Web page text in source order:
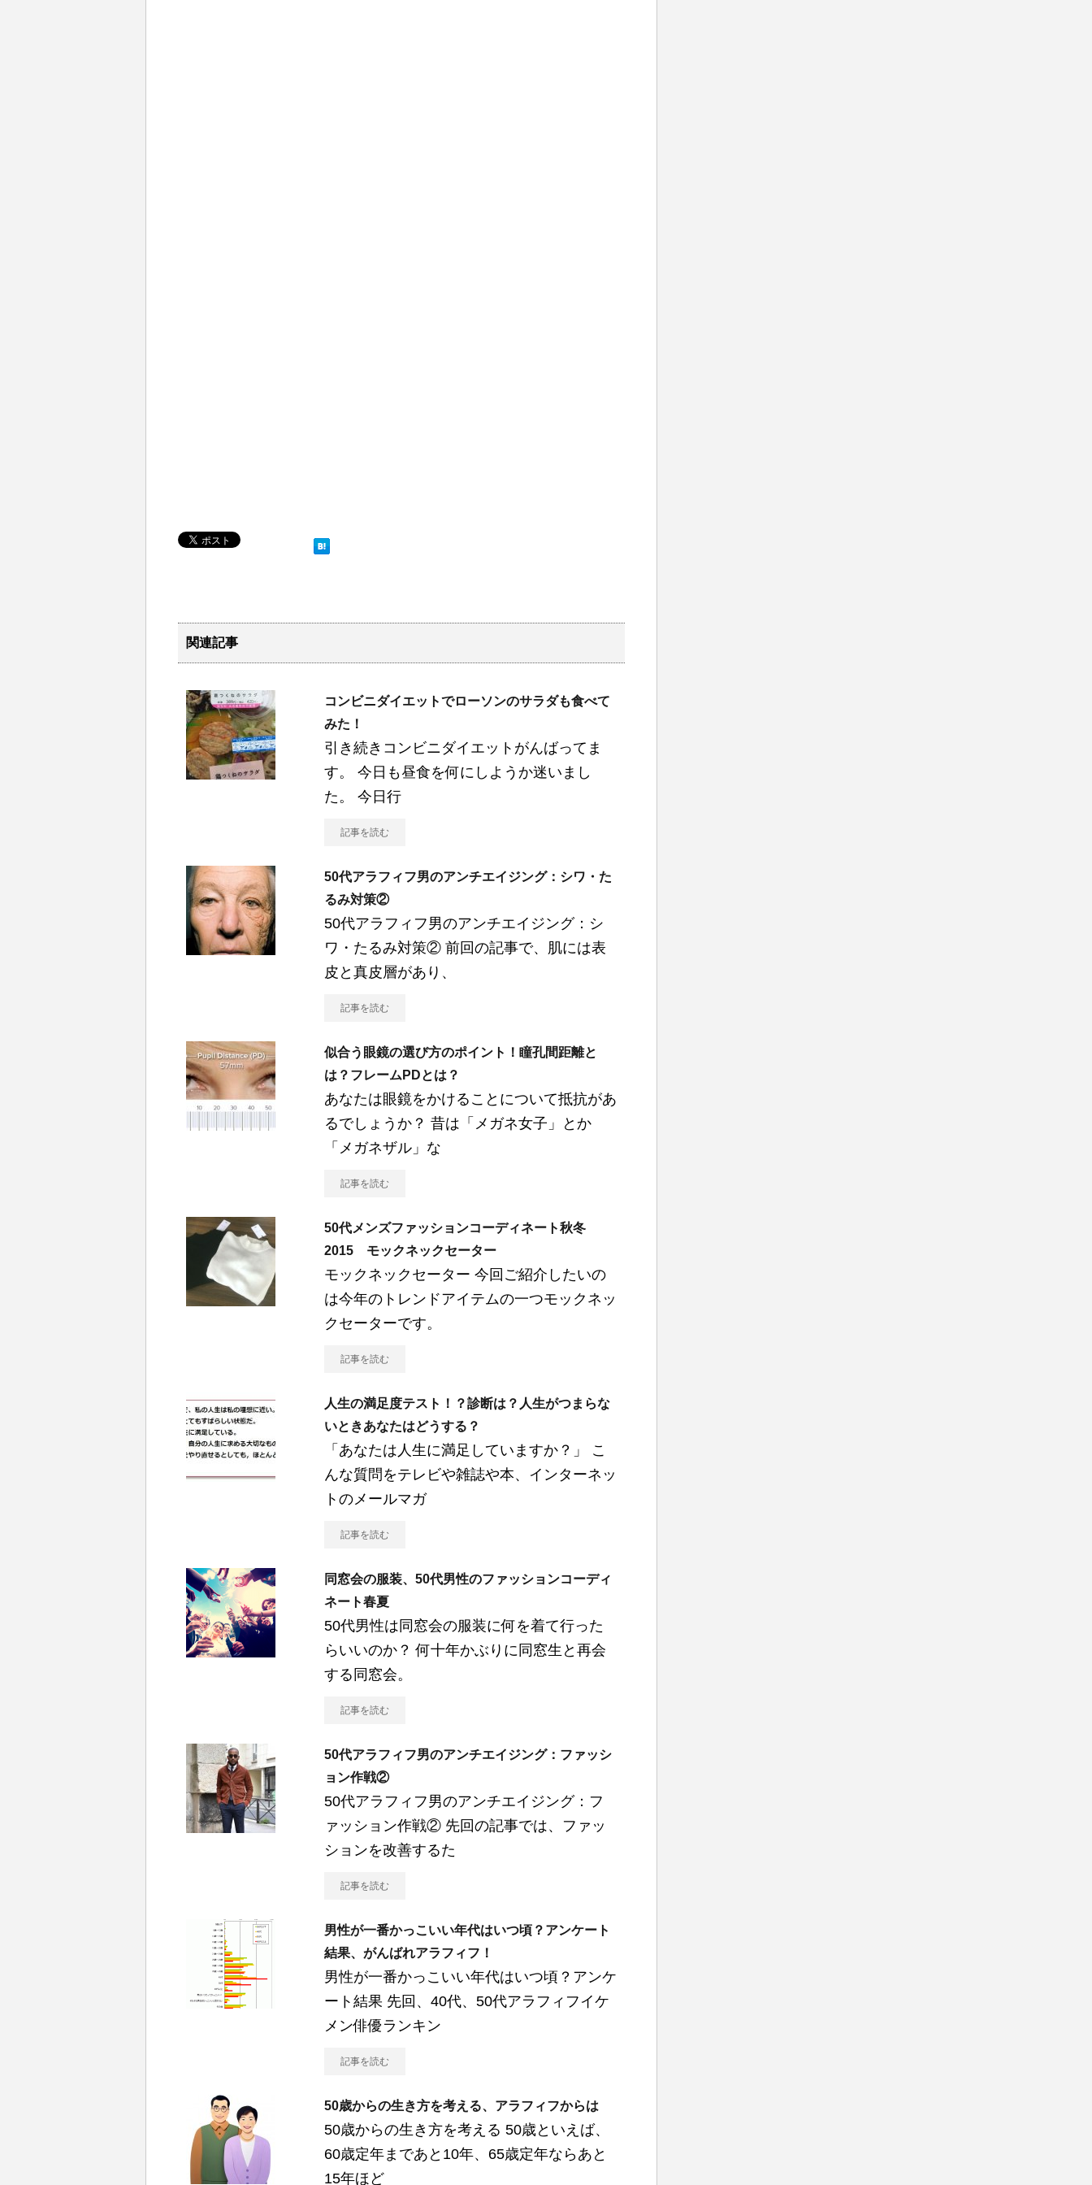
関連記事
コンビニダイエットでローソンのサラダも食べて
みた！
引き続きコンビニダイエットがんばってま
す。 今日も昼食を何にしようか迷いまし
た。 今日行
記事を読む
50代アラフィフ男のアンチエイジング：シワ・た
るみ対策②
50代アラフィフ男のアンチエイジング：シ
ワ・たるみ対策② 前回の記事で、肌には表
皮と真皮層があり、
記事を読む
似合う眼鏡の選び方のポイント！瞳孔間距離と
は？フレームPDとは？
あなたは眼鏡をかけることについて抵抗があ
るでしょうか？ 昔は「メガネ女子」とか
「メガネザル」な
記事を読む
50代メンズファッションコーディネート秋冬
2015 モックネックセーター
モックネックセーター 今回ご紹介したいの
は今年のトレンドアイテムの一つモックネッ
クセーターです。
記事を読む
人生の満足度テスト！？診断は？人生がつまらな
いときあなたはどうする？
「あなたは人生に満足していますか？」 こ
んな質問をテレビや雑誌や本、インターネッ
トのメールマガ
記事を読む
同窓会の服装、50代男性のファッションコーディ
ネート春夏
50代男性は同窓会の服装に何を着て行った
らいいのか？ 何十年かぶりに同窓生と再会
する同窓会。
記事を読む
50代アラフィフ男のアンチエイジング：ファッシ
ョン作戦②
50代アラフィフ男のアンチエイジング：フ
ァッション作戦② 先回の記事では、ファッ
ションを改善するた
記事を読む
男性が一番かっこいい年代はいつ頃？アンケート
結果、がんばれアラフィフ！
男性が一番かっこいい年代はいつ頃？アンケ
ート結果 先回、40代、50代アラフィフイケ
メン俳優ランキン
記事を読む
50歳からの生き方を考える、アラフィフからは
50歳からの生き方を考える 50歳といえば、
60歳定年まであと10年、65歳定年ならあと
15年ほど